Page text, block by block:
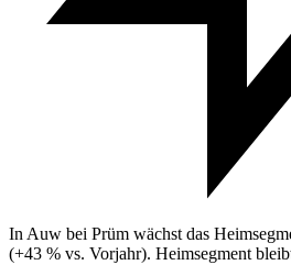
In Auw bei Prüm wächst das
(+43 % vs. Vorjahr). Heimsegment